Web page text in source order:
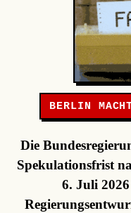
BERLIN
Die
Spekulationsfrist
6. Juli